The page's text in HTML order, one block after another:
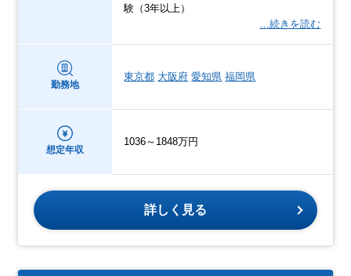
験（3年以上）
…続きを読む
勤務地
東京都 大阪府 愛知県 福岡県
想定年収
1036～1848万円
詳しく見る